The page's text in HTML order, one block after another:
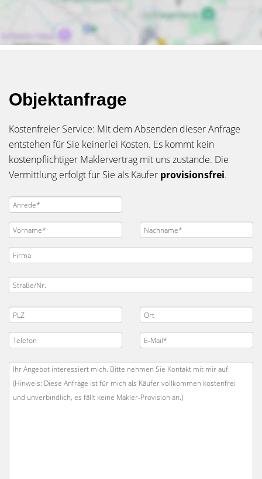
Objektanfrage
Kostenfreier Service: Mit dem Absenden dieser Anfrage
entstehen für Sie keinerlei Kosten. Es kommt kein
kostenpflichtiger Maklervertrag mit uns zustande. Die
Vermittlung erfolgt für Sie als Käufer provisionsfrei.